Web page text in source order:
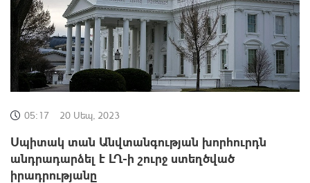
05:17 20 Սեպ, 2023
Սպիտակ տան Անվտանգության խորհուրդն
անդրադարձել է ԼՂ-ի շուրջ ստեղծված
իրադրությանը